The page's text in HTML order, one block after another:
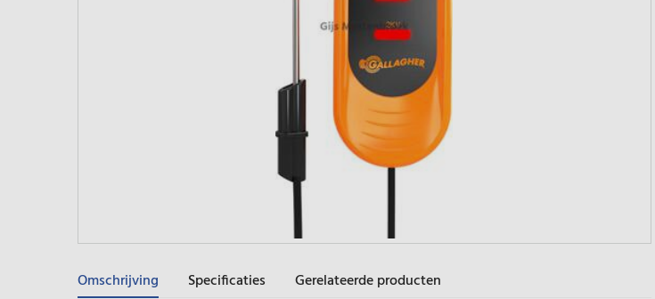
Omschrijving Specificaties Gerelateerde producten